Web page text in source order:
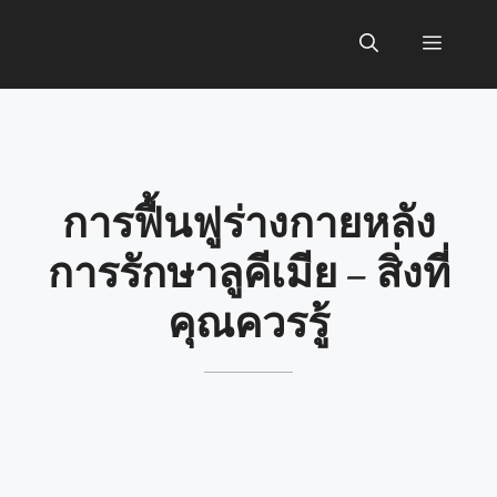
Menu
การฟื้นฟูร่างกายหลัง
การรักษาลูคีเมีย – สิ่งที่
คุณควรรู้